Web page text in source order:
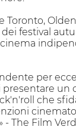
Toronto,
festival
per
presentare un
che
- The Film